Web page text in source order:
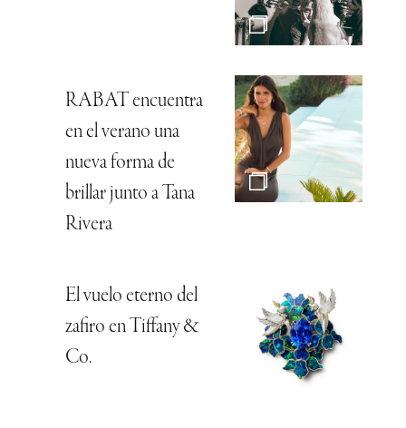
RABAT encuentra
en el verano una
nueva forma de
brillar junto a Tana
Rivera
El vuelo eterno del
zafiro en Tiffany &
Co.